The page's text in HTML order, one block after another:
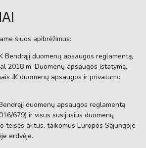
šiuos apibrėžimus:
Bendrąjį duomenų apsaugos reglamentą,
2018 m. Duomenų apsaugos įstatymą,
JK duomenų apsaugos ir privatumo
duomenų apsaugos reglamentą
679) ir visus susijusius duomenų
teisės aktus, taikomus Europos Sąjungoje
erdvėje.